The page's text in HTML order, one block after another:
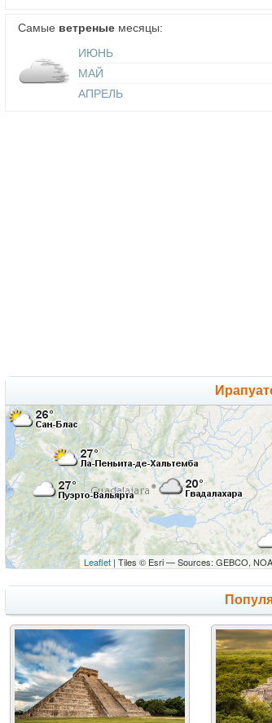
Самые ветреные месяцы:
ИЮНЬ
МАЙ
АПРЕЛЬ
Leaflet | Tiles © Esri — Sources: GEBCO,